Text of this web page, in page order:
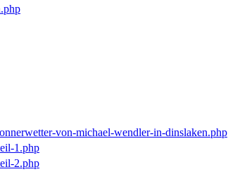
von-michael-wendler-in-dinslaken.php
1.php
2.php